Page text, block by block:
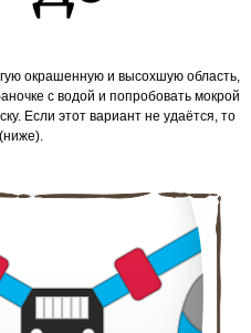
окрашенную и высохшую область,
с водой и попробовать мокрой
Если этот вариант не удаётся, то